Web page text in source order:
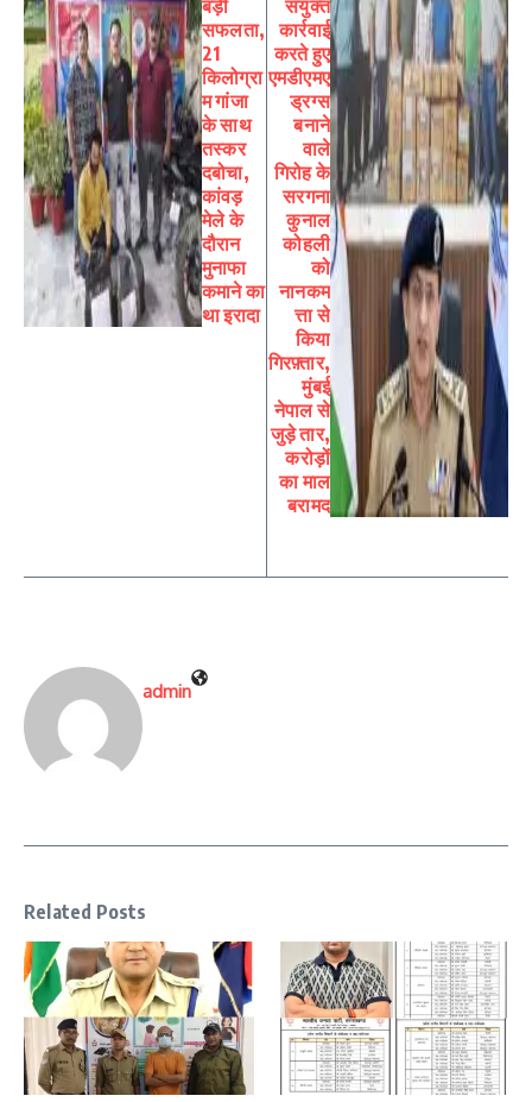
बड़ी
सफलता,
21
किलोग्रा
म गांजा
के साथ
तस्कर
दबोचा,
कांवड़
मेले के
दौरान
मुनाफा
कमाने का
था इरादा
संयुक्त
कार्रवाई
करते हुए
एमडीएमए
ड्रग्स
बनाने
वाले
गिरोह के
सरगना
कुनाल
कोहली
को
नानकम
त्ता से
किया
गिरफ़्तार,
मुंबई
नेपाल से
जुड़े तार,
करोड़ों
का माल
बरामद
admin
Related Posts